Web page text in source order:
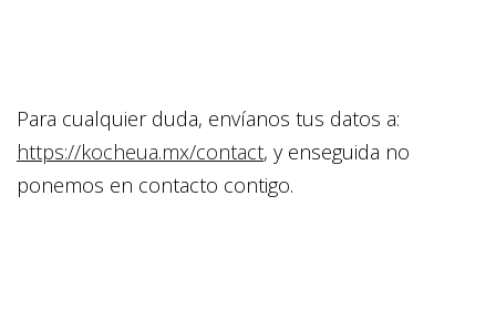
Para cualquier duda, envíanos tus datos a:
https://kocheua.mx/contact, y enseguida no
ponemos en contacto contigo.